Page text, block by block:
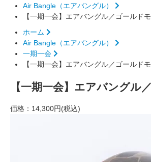
Air Bangle（エアバングル）
【一期一会】エアバングル／ゴールド
ホーム
Air Bangle（エアバングル）
一期一会
【一期一会】エアバングル／ゴールド
【一期一会】エアバングル
価格： 14,300円(税込)